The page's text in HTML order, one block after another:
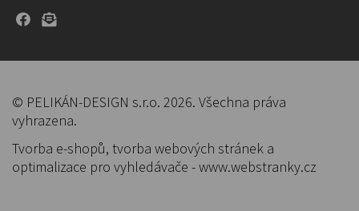
© PELIKÁN-DESIGN s.r.o. 2026. Všechna práva
vyhrazena.
Tvorba e-shopů, tvorba webových stránek a
optimalizace pro vyhledávače -www.webstranky.cz